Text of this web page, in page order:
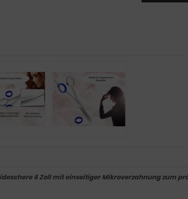
6 Zoll mit einseitiger Mikroverzahnung zum